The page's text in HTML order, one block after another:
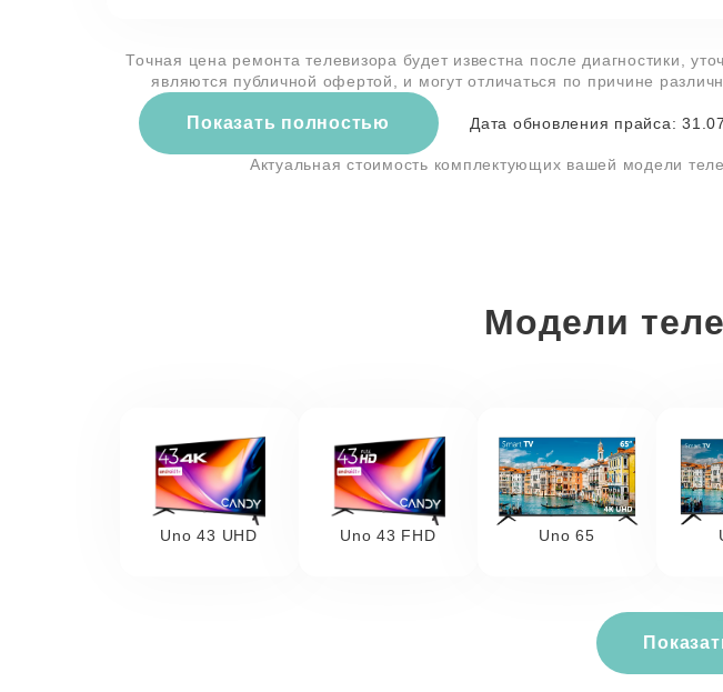
Точная цена ремонта телевизора будет известна после диагностики,
являются публичной офертой, и могут отличаться по причине
Показать полностью Дата обновления прайса:
Актуальная стоимость комплектующих вашей модели
Модели
Uno 43 UHD Uno 43 FHD Uno 65